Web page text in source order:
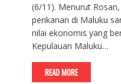
(6/11). Menurut
perikanan di Maluku
nilai ekonomis yang
Kepulauan Maluku…
READ MORE